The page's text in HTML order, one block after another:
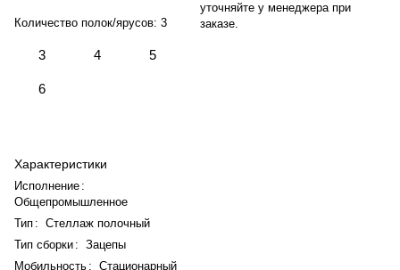
Количество полок/ярусов: 3
3 4 5
6
Характеристики
Исполнение :
Общепромышленное
Тип : Стеллаж полочный
Тип сборки: Зацепы
Мобильность : Стационарный
уточняйте у менеджера при
заказе.